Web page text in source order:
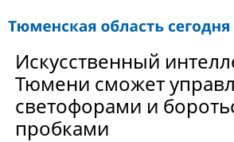
Искусственный
Тюмени сможет
светофорами и
пробками